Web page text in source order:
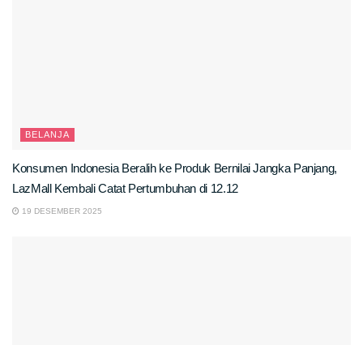
BELANJA
Konsumen Indonesia Beralih ke Produk Bernilai Jangka Panjang,
LazMall Kembali Catat Pertumbuhan di 12.12
19 DESEMBER 2025